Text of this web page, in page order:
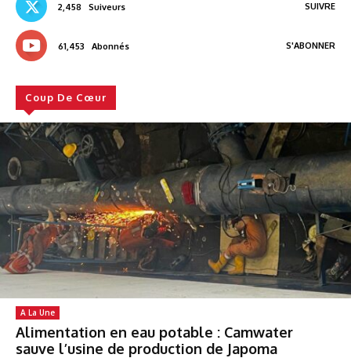
2,458 Suiveurs SUIVRE
61,453 Abonnés S'ABONNER
Coup De Cœur
A La Une
Alimentation en eau potable : Camwater
sauve l’usine de production de Japoma